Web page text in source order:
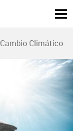
Cambio Climático